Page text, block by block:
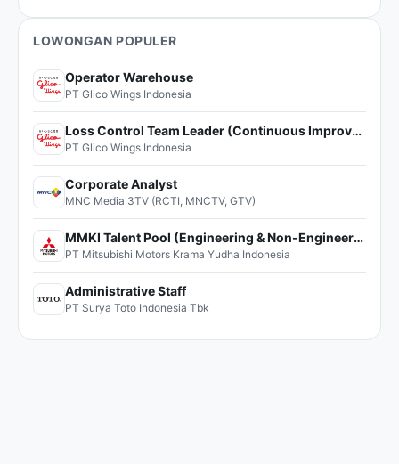
LOWONGAN POPULER
Operator Warehouse
PT Glico Wings Indonesia
Loss Control Team Leader (Continuous Improvement)
PT Glico Wings Indonesia
Corporate Analyst
MNC Media 3TV (RCTI, MNCTV, GTV)
MMKI Talent Pool (Engineering & Non-Engineering)
PT Mitsubishi Motors Krama Yudha Indonesia
Administrative Staff
PT Surya Toto Indonesia Tbk